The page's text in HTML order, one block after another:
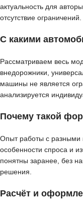
актуальность для
отсутствие ограничений.
С какими
Рассматриваем весь
внедорожники,
машины не является
анализируется
Почему такой
Опыт работы с разными
особенности спроса и
понятны заранее, без
решения.
Расчёт и